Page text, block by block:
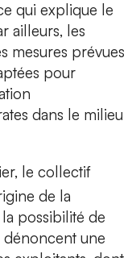
qui explique le
ailleurs, les
mesures prévues
pour
dans le milieu
le collectif
de la
possibilité de
dénoncent une